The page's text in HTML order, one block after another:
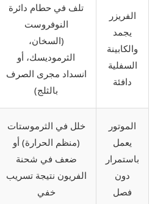
الفريزر
يجمد
والكابينة
السفلية
دافئة
تلف في حطام دائرة
النوفروست
(السخان،
الثرموديسك، أو
انسداد مجرى الصرف
بالثلج)
الموتور
يعمل
باستمرار
دون
فصل
خلل في الثرموستات
(منظم الحرارة) أو
ضعف في شحنة
الفريون نتيجة تسريب
خفي